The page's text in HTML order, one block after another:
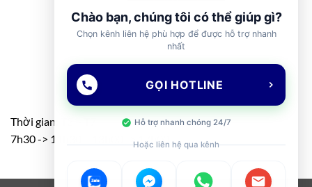
Thời gian: T2 – T7
7h30 -> 11h30 – 13h00 -> 17h00
Chào bạn, chúng tôi có thể giúp gì?
Chọn kênh liên hệ phù hợp để được hỗ trợ nhanh
nhất
GỌI HOTLINE
Hỗ trợ nhanh chóng 24/7
Hoặc liên hệ qua kênh